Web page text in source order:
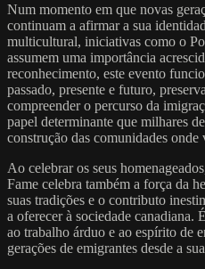
Num momento em que novas
continuam a afirmar a sua
multicultural, iniciativas como o
assumem uma importância
reconhecimento, este evento
passado, presente e futuro,
compreender o percurso da
papel determinante que milhares
construção das comunidades onde
Ao celebrar os seus
Fame celebra também a força da
suas tradições e o contributo
a oferecer à sociedade canadiana.
ao trabalho árduo e ao espírito de
gerações de emigrantes desde a